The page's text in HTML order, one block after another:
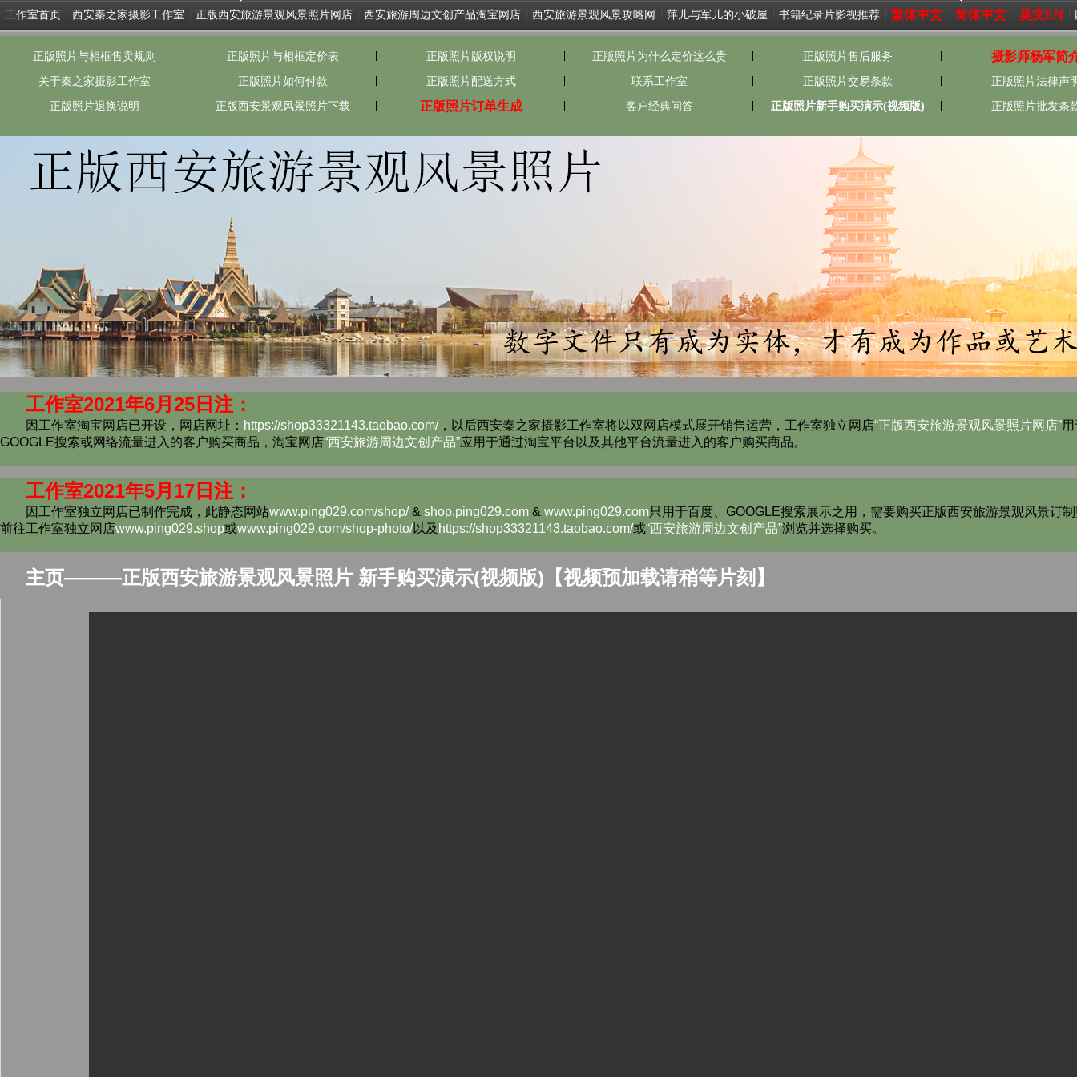
工作室首页 西安秦之家摄影工作室 正版西安旅游景观风景照片网店 西安旅游周边文创产品淘宝网店 西安旅游景观风景攻略网 萍儿与军儿的小破屋 书籍纪录片影视推荐 繁体中文 简体中文 英文EN
正版照片与相框售卖规则 正版照片与相框定价表 正版照片版权说明 正版照片为什么定价这么贵 正版照片售后服务 摄影师杨军简
关于秦之家摄影工作室 正版照片如何付款 正版照片配送方式 联系工作室 正版照片交易条款
正版照片法律声
正版照片退换说明
正版西安景观风景照片下载 正版照片订单生成 客户经典问答 正版照片新手购买演示(视频版) 正版照片批发条
工作室2021年6月25日注：
因工作室淘宝网店已开设，网店网址： https://shop33321143.taobao.com/，以后西安秦之家摄影工作室将以双网店模式展开销售运营，工作室独立网店“正版西安旅游景观风景照片网店”
GOOGLE搜索或网络流量进入的客户购买商品，淘宝网店“西安旅游周边文创产品”应用于通过淘宝平台以及其他平台流量进入的客户购买商品。
工作室2021年5月17日注：
因工作室独立网店已制作完成，此静态网站www.ping029.com/shop/& shop.ping029.com & www.ping029.com只用于百度、GOOGLE搜索展示之用，需要购买正版西安旅游景观风景订
前往工作室独立网店www.ping029.shop或www.ping029.com/shop-photo/以及 https://shop33321143.taobao.com/或“西安旅游周边文创产品”浏览并选择购买。
主页———正版西安旅游景观风景照片 新手购买演示(视频版)【视频预加载请稍等片刻】